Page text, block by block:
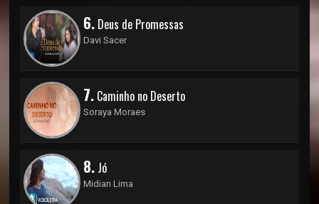
6. Deus de Promessas
Davi Sacer
7. Caminho no Deserto
Soraya Moraes
8. Jó
Midian Lima